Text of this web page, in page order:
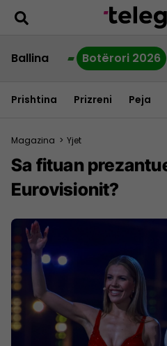
Ballina Botërori 2026
Prishtina Prizreni Peja
Magazina > Yjet
Sa fituan
Eurovisionit?